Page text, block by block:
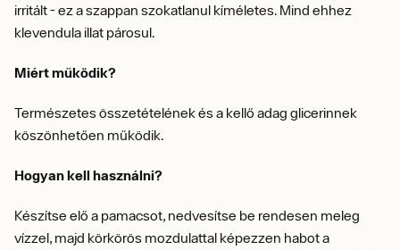
irritált - ez a szappan szokatlanul kíméletes. Mind ehhez
klevendula illat párosul.
Miért működik?
Természetes összetételének és a kellő adag glicerinnek
köszönhetően működik.
Hogyan kell használni?
Készítse elő a pamacsot, nedvesítse be rendesen meleg
vízzel, majd körkörös mozdulattal képezzen habot a